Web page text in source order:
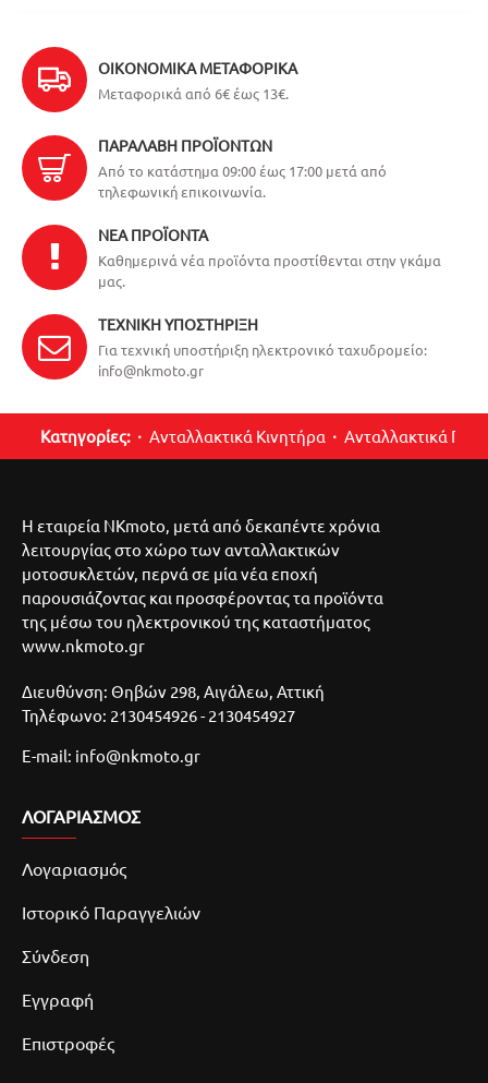
ΟΙΚΟΝΟΜΙΚΆ ΜΕΤΑΦΟΡΙΚΆ
Μεταφορικά από 6€ έως 13€.
ΠΑΡΑΛΑΒΉ ΠΡΟΪΌΝΤΩΝ
Από το κατάστημα 09:00 έως 17:00 μετά από
τηλεφωνική επικοινωνία.
ΝΈΑ ΠΡΟΪΌΝΤΑ
Καθημερινά νέα προϊόντα προστίθενται στην γκάμα
μας.
ΤΕΧΝΙΚΉ ΥΠΟΣΤΉΡΙΞΗ
Για τεχνική υποστήριξη ηλεκτρονικό ταχυδρομείο:
info@nkmoto.gr
Κατηγορίες: Ανταλλακτικά Κινητήρα Ανταλλακτικά
Η εταιρεία NKmoto, μετά από δεκαπέντε χρόνια
λειτουργίας στο χώρο των ανταλλακτικών
μοτοσυκλετών, περνά σε μία νέα εποχή
παρουσιάζοντας και προσφέροντας τα προϊόντα
της μέσω του ηλεκτρονικού της καταστήματος
www.nkmoto.gr
Διευθύνση: Θηβών 298, Αιγάλεω, Αττική
Τηλέφωνο: 2130454926 - 2130454927
E-mail: info@nkmoto.gr
ΛΟΓΑΡΙΑΣΜΌΣ
Λογαριασμός
Ιστορικό Παραγγελιών
Σύνδεση
Εγγραφή
Επιστροφές